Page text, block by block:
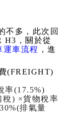
不多，此次回
， 關於從
運車流程 ，進
(FREIGHT)
率(17.5%)
稅) ×貨物稅率
30%(排氣量